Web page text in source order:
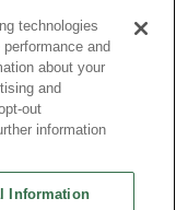
アクセシビリティ
方針
＆返金ポリシー
technologies
and
about your
and
out
information
Information